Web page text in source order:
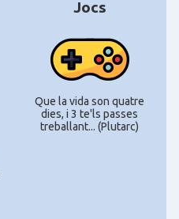
Jocs
Que la vida son quatre
dies, i 3 te'ls passes
treballant... (Plutarc)